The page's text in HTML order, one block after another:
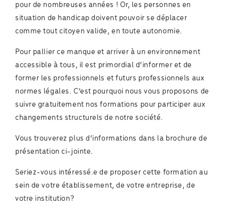
pour de nombreuses années ! Or, les personnes en
situation de handicap doivent pouvoir se déplacer
comme tout citoyen valide, en toute autonomie.
Pour pallier ce manque et arriver à un environnement
accessible à tous, il est primordial d’informer et de
former les professionnels et futurs professionnels aux
normes légales. C’est pourquoi nous vous proposons de
suivre gratuitement nos formations pour participer aux
changements structurels de notre société.
Vous trouverez plus d’informations dans la brochure de
présentation ci-jointe.
Seriez-vous intéressé.e de proposer cette formation au
sein de votre établissement, de votre entreprise, de
votre institution?